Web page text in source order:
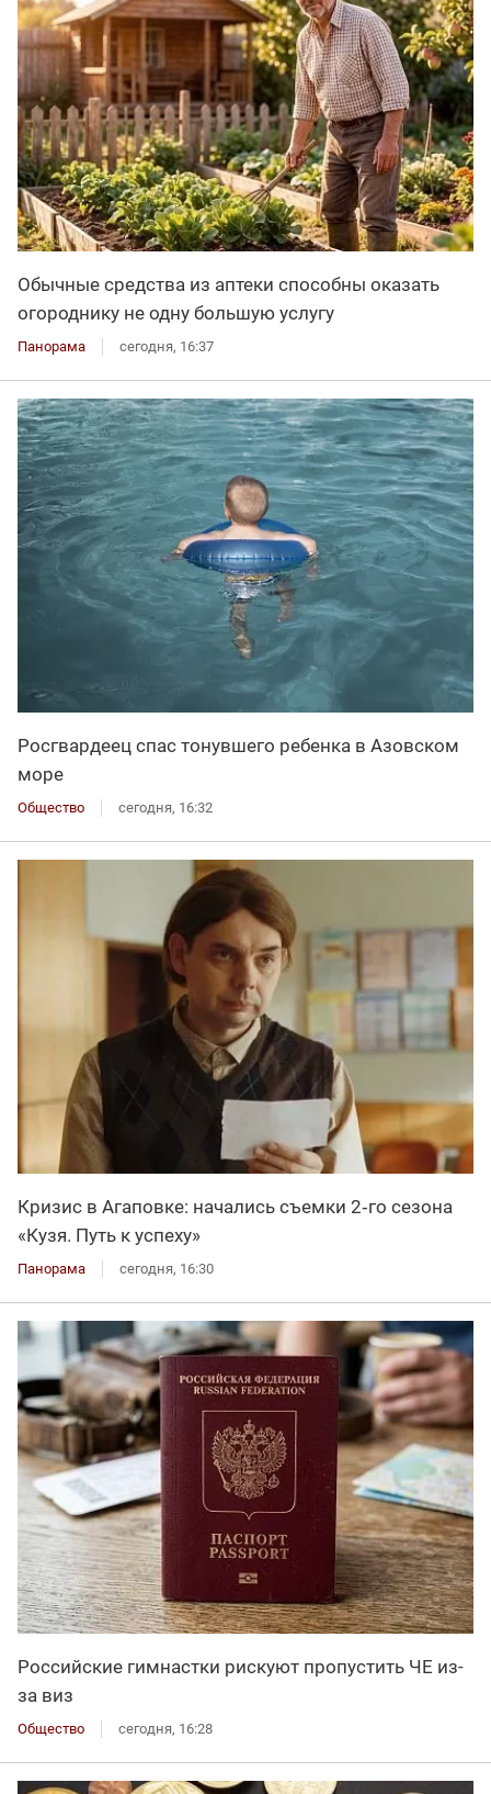
Обычные средства из аптеки способны оказать
огороднику не одну большую услугу
Панорама сегодня, 16:37
Росгвардеец спас тонувшего ребенка в Азовском
море
Общество сегодня, 16:32
Кризис в Агаповке: начались съемки 2‑го сезона
«Кузя. Путь к успеху»
Панорама сегодня, 16:30
Российские гимнастки рискуют пропустить ЧЕ из-
за виз
Общество сегодня, 16:28